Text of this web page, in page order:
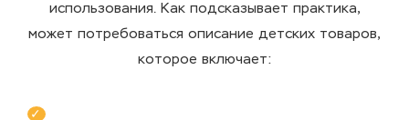
использования. Как подсказывает практика,
может потребоваться описание детских товаров,
которое включает: